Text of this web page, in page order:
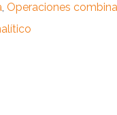
, Operaciones